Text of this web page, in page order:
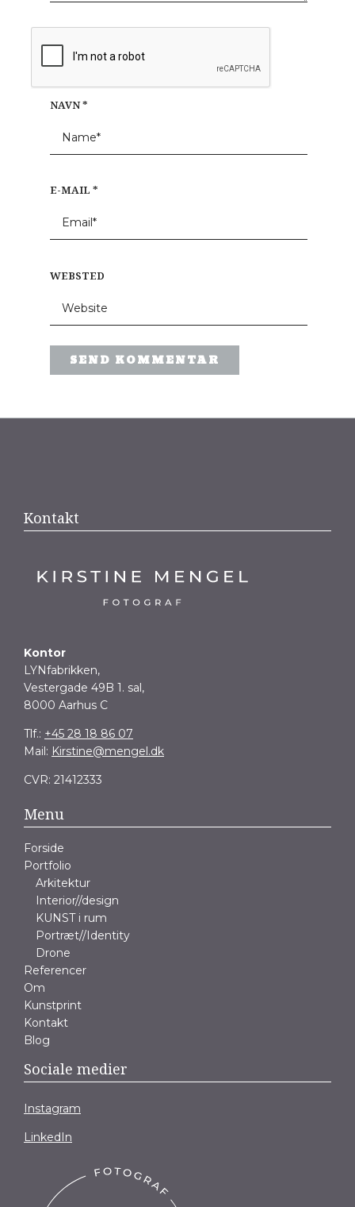
NAVN*
E-MAIL *
WEBSTED
Kontakt
Kontor
LYNfabrikken,
Vestergade 49B 1. sal,
8000 Aarhus C
Tlf.: +45 28 18 86 07
Mail: Kirstine@mengel.dk
CVR: 21412333
Menu
Forside
Portfolio
Arkitektur
Interior//design
KUNST i rum
Portræt//Identity
Drone
Referencer
Om
Kunstprint
Kontakt
Blog
Sociale medier
Instagram
LinkedIn